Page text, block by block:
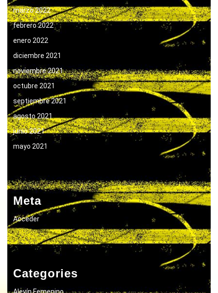
marzo 2022
febrero 2022
enero 2022
diciembre 2021
noviembre 2021
octubre 2021
septiembre 2021
agosto 2021
junio 2021
mayo 2021
Meta
Acceder
Categories